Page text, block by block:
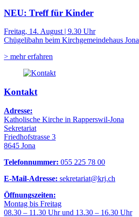
NEU: Treff für Kinder
Freitag, 14. August | 9.30 Uhr
Chügelibahn beim Kirchgemeindehaus Jona
> mehr erfahren
Kontakt
Adresse:
Katholische Kirche in Rapperswil-Jona
Sekretariat
Friedhofstrasse 3
8645 Jona
Telefonnummer: 055 225 78 00
E-Mail-Adresse: sekretariat@krj.ch
Öffnungszeiten:
Montag bis Freitag
08.30 – 11.30 Uhr und 13.30 – 16.30 Uhr